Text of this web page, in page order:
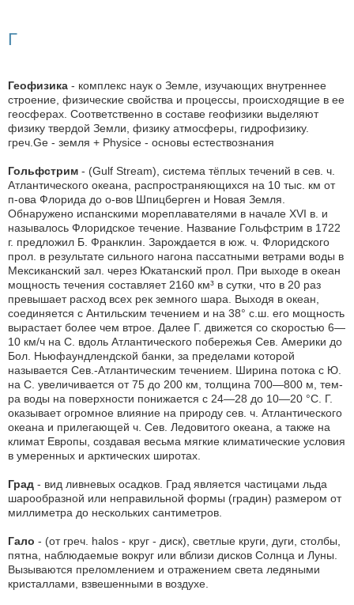
Г
Геофизика - комплекс наук о Земле, изучающих внутреннее
строение, физические свойства и процессы, происходящие в ее
геосферах. Соответственно в составе геофизики выделяют
физику твердой Земли, физику атмосферы, гидрофизику.
греч.Ge - земля + Physice - основы естествознания
Гольфстрим - (Gulf Stream), система тёплых течений в сев. ч.
Атлантического океана, распространяющихся на 10 тыс. км от
п-ова Флорида до о-вов Шпицберген и Новая Земля.
Обнаружено испанскими мореплавателями в начале XVI в. и
называлось Флоридское течение. Название Гольфстрим в 1722
г. предложил Б. Франклин. Зарождается в юж. ч. Флоридского
прол. в результате сильного нагона пассатными ветрами воды в
Мексиканский зал. через Юкатанский прол. При выходе в океан
мощность течения составляет 2160 км³ в сутки, что в 20 раз
превышает расход всех рек земного шара. Выходя в океан,
соединяется с Антильским течением и на 38° с.ш. его мощность
вырастает более чем втрое. Далее Г. движется со скоростью 6—
10 км/ч на С. вдоль Атлантического побережья Сев. Америки до
Бол. Ньюфаундлендской банки, за пределами которой
называется Сев.-Атлантическим течением. Ширина потока с Ю.
на С. увеличивается от 75 до 200 км, толщина 700—800 м, тем-
ра воды на поверхности понижается с 24—28 до 10—20 °С. Г.
оказывает огромное влияние на природу сев. ч. Атлантического
океана и прилегающей ч. Сев. Ледовитого океана, а также на
климат Европы, создавая весьма мягкие климатические условия
в умеренных и арктических широтах.
Град - вид ливневых осадков. Град является частицами льда
шарообразной или неправильной формы (градин) размером от
миллиметра до нескольких сантиметров.
Гало - (от греч. halos - круг - диск), светлые круги, дуги, столбы,
пятна, наблюдаемые вокруг или вблизи дисков Солнца и Луны.
Вызываются преломлением и отражением света ледяными
кристаллами, взвешенными в воздухе.